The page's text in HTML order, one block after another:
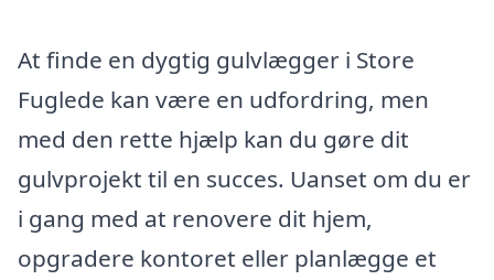
At finde en dygtig gulvlægger i Store
Fuglede kan være en udfordring, men
med den rette hjælp kan du gøre dit
gulvprojekt til en succes. Uanset om du er
i gang med at renovere dit hjem,
opgradere kontoret eller planlægge et